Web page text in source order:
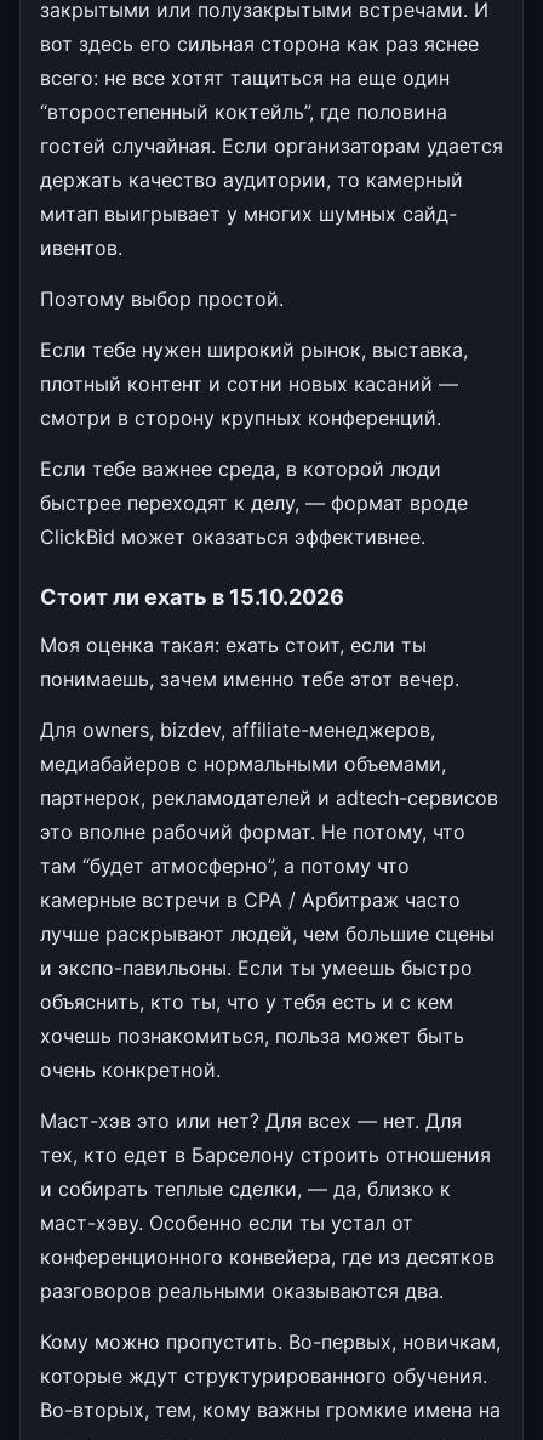
закрытыми или полузакрытыми встречами. И
вот здесь его сильная сторона как раз яснее
всего: не все хотят тащиться на еще один
“второстепенный коктейль”, где половина
гостей случайная. Если организаторам удается
держать качество аудитории, то камерный
митап выигрывает у многих шумных сайд-
ивентов.
Поэтому выбор простой.
Если тебе нужен широкий рынок, выставка,
плотный контент и сотни новых касаний —
смотри в сторону крупных конференций.
Если тебе важнее среда, в которой люди
быстрее переходят к делу, — формат вроде
ClickBid может оказаться эффективнее.
Стоит ли ехать в 15.10.2026
Моя оценка такая: ехать стоит, если ты
понимаешь, зачем именно тебе этот вечер.
Для owners, bizdev, affiliate-менеджеров,
медиабайеров с нормальными объемами,
партнерок, рекламодателей и adtech-сервисов
это вполне рабочий формат. Не потому, что
там “будет атмосферно”, а потому что
камерные встречи в CPA / Арбитраж часто
лучше раскрывают людей, чем большие сцены
и экспо-павильоны. Если ты умеешь быстро
объяснить, кто ты, что у тебя есть и с кем
хочешь познакомиться, польза может быть
очень конкретной.
Маст-хэв это или нет? Для всех — нет. Для
тех, кто едет в Барселону строить отношения
и собирать теплые сделки, — да, близко к
маст-хэву. Особенно если ты устал от
конференционного конвейера, где из десятков
разговоров реальными оказываются два.
Кому можно пропустить. Во-первых, новичкам,
которые ждут структурированного обучения.
Во-вторых, тем, кому важны громкие имена на